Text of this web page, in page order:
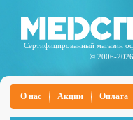
Сертифицированный магазин
© 2006-2026
О нас Акции Оплата